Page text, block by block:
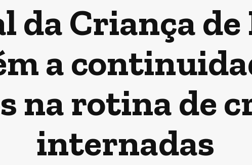
da Criança
a
na rotina de
internadas